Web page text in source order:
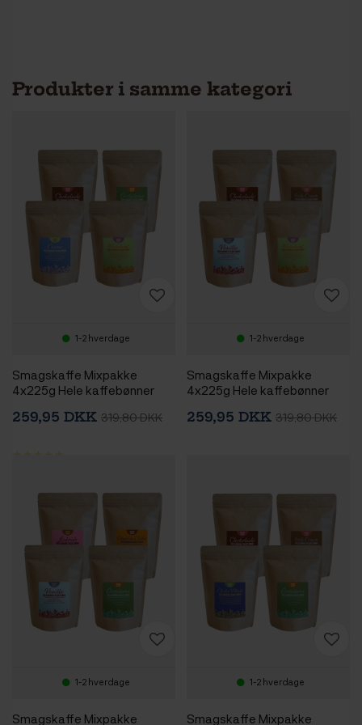
Produkter i samme kategori
1-2 hverdage
Smagskaffe Mixpakke
4x225g Hele kaffebønner
259,95 DKK 319,80 DKK
1-2 hverdage
Smagskaffe Mixpakke
4x225g Hele kaffebønner
259,95 DKK 319,80 DKK
1-2 hverdage
Smagskaffe Mixpakke
1-2 hverdage
Smagskaffe Mixpakke